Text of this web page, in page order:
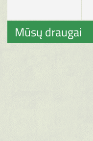
Mūsų draugai